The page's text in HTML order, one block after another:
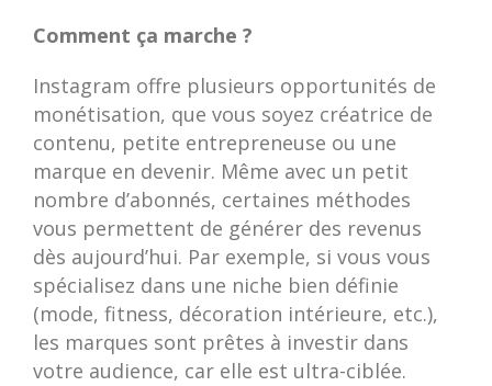
Comment ça marche ?
Instagram offre plusieurs opportunités de
monétisation, que vous soyez créatrice de
contenu, petite entrepreneuse ou une
marque en devenir. Même avec un petit
nombre d’abonnés, certaines méthodes
vous permettent de générer des revenus
dès aujourd’hui. Par exemple, si vous vous
spécialisez dans une niche bien définie
(mode, fitness, décoration intérieure, etc.),
les marques sont prêtes à investir dans
votre audience, car elle est ultra-ciblée.